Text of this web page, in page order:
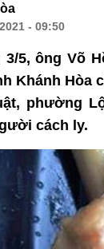
- 09:50
3/5, ông Võ
Khánh Hòa
phường
cách ly.